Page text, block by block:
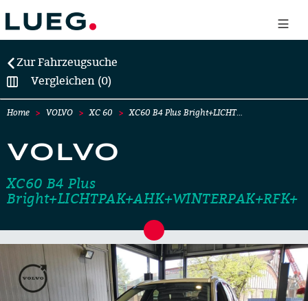
Zur Fahrzeugsuche
Vergleichen (0)
Home VOLVO XC 60 XC60 B4 Plus Bright+LICHT…
VOLVO
XC60 B4 Plus
Bright+LICHTPAK+AHK+WINTERPAK+RFK+